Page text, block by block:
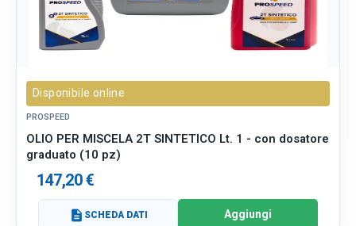
Disponibile online
PROSPEED
OLIO PER MISCELA 2T SINTETICO Lt. 1 - con dosatore
graduato (10 pz)
147,20 €
description SCHEDA DATI Aggiungi